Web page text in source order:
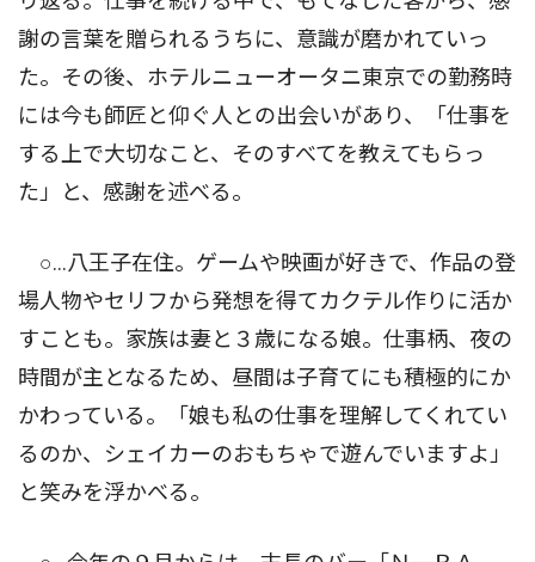
謝の言葉を贈られるうちに、意識が磨かれていっ
た。その後、ホテルニューオータニ東京での勤務時
には今も師匠と仰ぐ人との出会いがあり、「仕事を
する上で大切なこと、そのすべてを教えてもらっ
た」と、感謝を述べる。
○…八王子在住。ゲームや映画が好きで、作品の登
場人物やセリフから発想を得てカクテル作りに活か
すことも。家族は妻と３歳になる娘。仕事柄、夜の
時間が主となるため、昼間は子育てにも積極的にか
かわっている。「娘も私の仕事を理解してくれてい
るのか、シェイカーのおもちゃで遊んでいますよ」
と笑みを浮かべる。